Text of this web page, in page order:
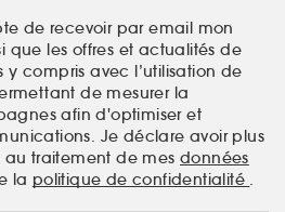
de recevoir par email mon
les offres et actualités de
y compris avec l’utilisation de
de mesurer la
afin d'optimiser et
Je déclare avoir plus
au traitement de mes données
la politique de confidentialité .